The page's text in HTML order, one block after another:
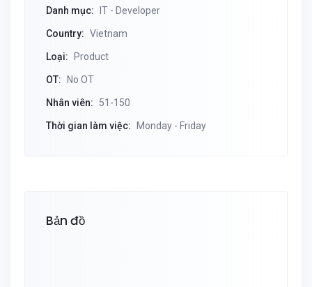
Danh mục: IT - Developer
Country: Vietnam
Loại: Product
OT: No OT
Nhân viên: 51-150
Thời gian làm việc: Monday - Friday
Bản đồ